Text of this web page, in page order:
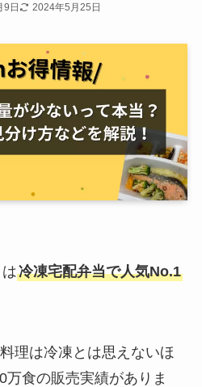
9日 2024年5月25日
は冷凍宅配弁当で人気No.1
理は冷凍とは思えないほ
万食の販売実績がありま